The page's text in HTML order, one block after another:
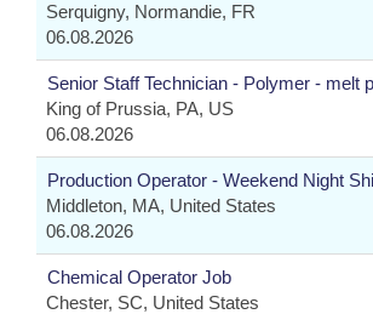
Serquigny, Normandie, FR
06.08.2026
Senior Staff Technician - Polymer - melt
King of Prussia, PA, US
06.08.2026
Production Operator - Weekend Night
Middleton, MA, United States
06.08.2026
Chemical Operator Job
Chester, SC, United States